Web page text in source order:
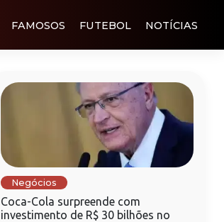
FAMOSOS FUTEBOL NOTÍCIAS
Negócios
Coca-Cola surpreende com
investimento de R$ 30 bilhões no